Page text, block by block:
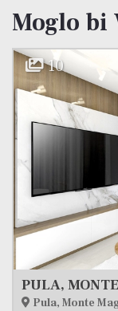
Moglo bi
15
Pula, Stoja